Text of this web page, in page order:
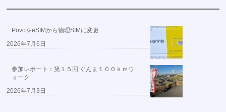
PovoをeSIMから物理SIMに変更
2026年7月6日
参加レポート：第１５回 ぐんま１００ｋｍウ
ォーク
2026年7月3日